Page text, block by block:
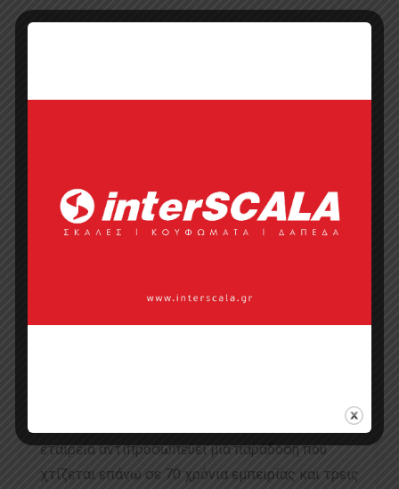
ποιότητας και αισθητικής
September 24, 2025
εταιρεία αντιπροσωπεύει μια παράδοση που
χτίζεται επάνω σε 70 χρόνια εμπειρίας και τρεις